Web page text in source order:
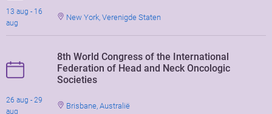
13 aug - 16
aug
New York, Verenigde Staten
8th World Congress of the International
Federation of Head and Neck Oncologic
Societies
26 aug - 29
aug
Brisbane, Australië